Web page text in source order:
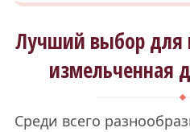
Лучший выбор для
измельченная
Среди всего